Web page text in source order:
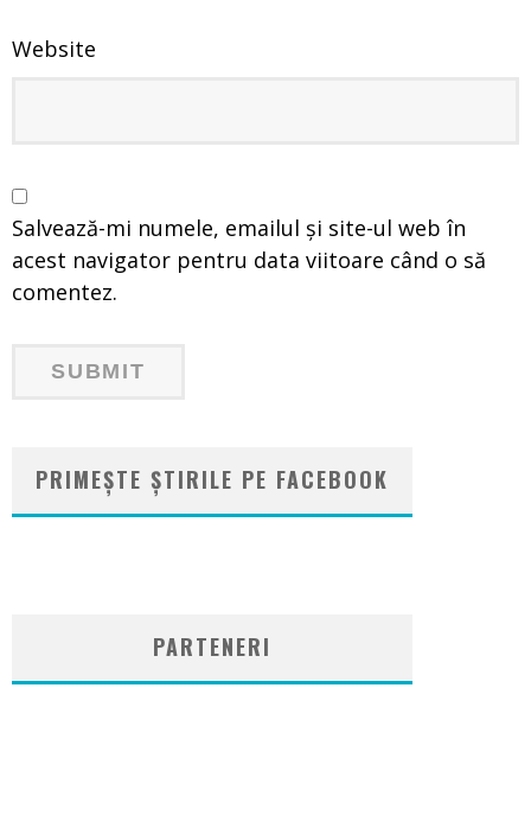
Website
Salvează-mi numele, emailul și site-ul web în
acest navigator pentru data viitoare când o să
comentez.
PRIMEȘTE ȘTIRILE PE FACEBOOK
PARTENERI